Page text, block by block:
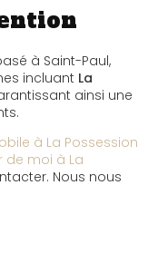
à Saint-Paul,
incluant La
ainsi une
à La Possession
de moi à La
Nous nous